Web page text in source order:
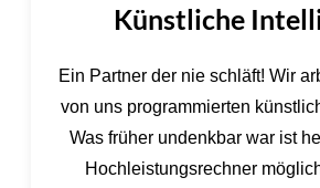
Künstliche
Ein Partner der nie schläft! Wir
von uns programmierten
Was früher undenkbar war ist
Hochleistungsrechner